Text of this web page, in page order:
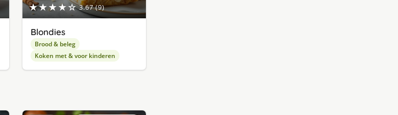
★★★★☆ 3.67 (9)
Blondies
Brood & beleg
Koken met & voor kinderen